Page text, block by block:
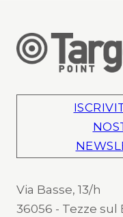
Via Basse, 13/h
36056 - Tezze sul